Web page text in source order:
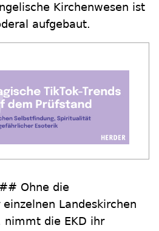
Kirchenwesen ist
aufgebaut.
Ohne die
Landeskirchen
nimmt die EKD ihr